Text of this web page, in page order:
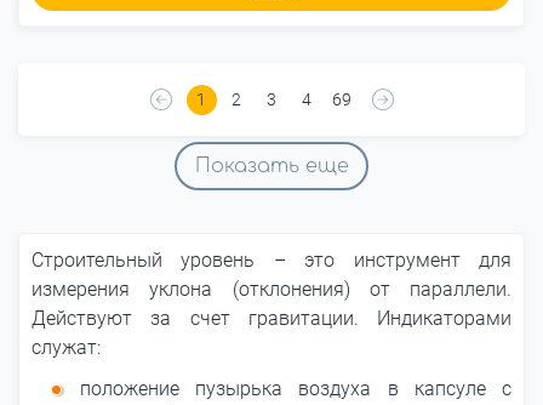
1 2 3 4 69
Показать еще
Строительный уровень – это инструмент для
измерения уклона (отклонения) от параллели.
Действуют за счет гравитации. Индикаторами
служат:
положение пузырька воздуха в капсуле с